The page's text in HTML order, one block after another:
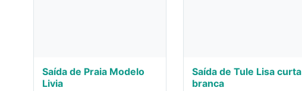
Saída de Praia Modelo
Livia
Saída de Tule Lisa curta
branca